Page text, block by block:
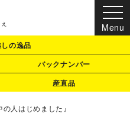
の逸品
バックナンバー
産直品
人はじめました』